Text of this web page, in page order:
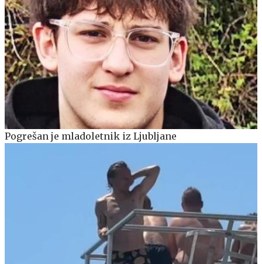
Pogrešan je mladoletnik iz Ljubljane